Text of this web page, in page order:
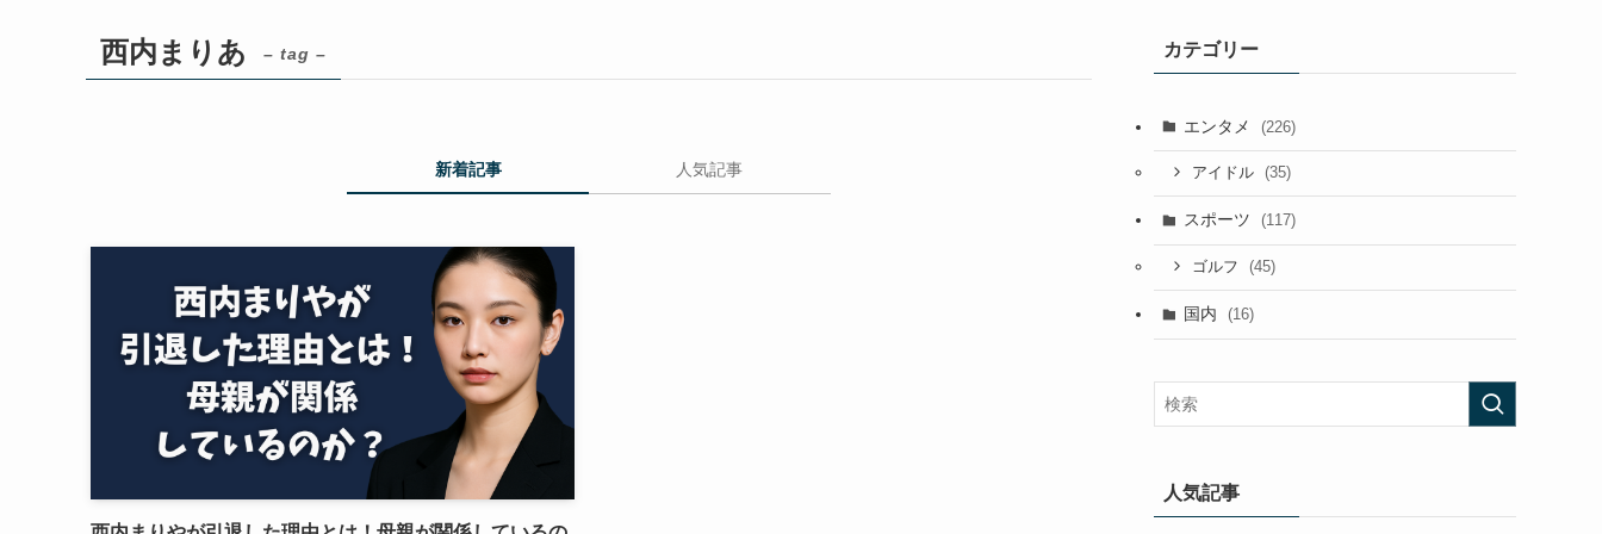
西内まりあ – tag –
新着記事 人気記事
カテゴリー
エンタメ (226)
アイドル (35)
スポーツ (117)
ゴルフ (45)
国内 (16)
人気記事